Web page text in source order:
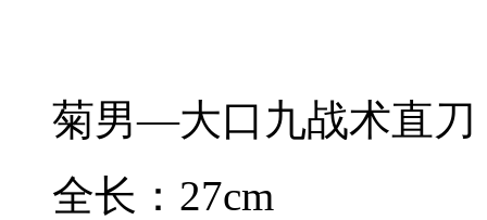
菊男—大口九战术直刀
全长：27cm